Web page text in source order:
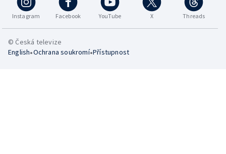
Instagram Facebook YouTube X Threads
© Česká televize
English•Ochrana soukromí•Přístupnost